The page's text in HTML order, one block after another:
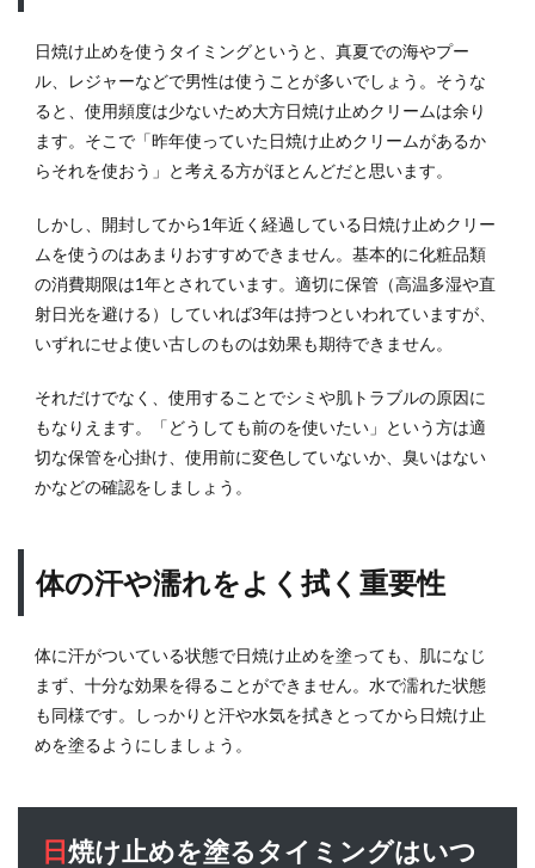
13
2026
メン
ズス
ケア
トレ
ンド
と日
焼け
止め
係性
14
よ
くある質
問
Q1: メ
ンズ用
用の日
焼け止
めに違
いはあ
ります
14.2
焼け止
日焼け止めを使うタイミングというと、真夏での海やプー
ル、レジャーなどで男性は使うことが多いでしょう。そうな
ると、使用頻度は少ないため大方日焼け止めクリームは余り
ます。そこで「昨年使っていた日焼け止めクリームがあるか
らそれを使おう」と考える方がほとんどだと思います。
しかし、開封してから1年近く経過している日焼け止めクリー
ムを使うのはあまりおすすめできません。基本的に化粧品類
の消費期限は1年とされています。適切に保管（高温多湿や直
射日光を避ける）していれば3年は持つといわれていますが、
いずれにせよ使い古しのものは効果も期待できません。
それだけでなく、使用することでシミや肌トラブルの原因に
もなりえます。「どうしても前のを使いたい」という方は適
切な保管を心掛け、使用前に変色していないか、臭いはない
かなどの確認をしましょう。
体の汗や濡れをよく拭く重要性
体に汗がついている状態で日焼け止めを塗っても、肌になじ
まず、十分な効果を得ることができません。水で濡れた状態
も同様です。しっかりと汗や水気を拭きとってから日焼け止
めを塗るようにしましょう。
日焼け止めを塗るタイミングはいつ